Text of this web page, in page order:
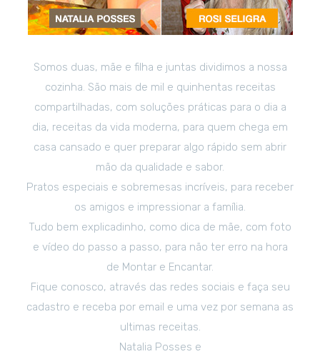
Somos duas, mãe e filha e juntas dividimos a nossa
cozinha. São mais de mil e quinhentas receitas
compartilhadas, com soluções práticas para o dia a
dia, receitas da vida moderna, para quem chega em
casa cansado e quer preparar algo rápido sem abrir
mão da qualidade e sabor.
Pratos especiais e sobremesas incríveis, para receber
os amigos e impressionar a família.
Tudo bem explicadinho, como dica de mãe, com foto
e vídeo do passo a passo, para não ter erro na hora
de Montar e Encantar.
Fique conosco, através das redes sociais e faça seu
cadastro e receba por email e uma vez por semana as
ultimas receitas.
Natalia Posses e